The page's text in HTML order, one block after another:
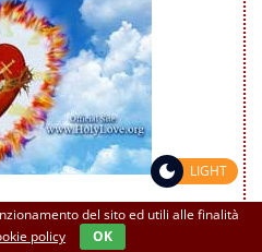
da recitare ogni mattino
del sito ed utili alle finalità
policy OK
LIGHT